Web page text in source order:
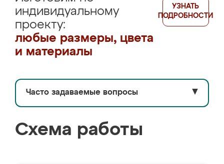
индивидуальному
проекту:
любые размеры, цвета
и материалы
УЗНАТЬ
ПОДРОБНОСТИ
Часто задаваемые вопросы ▼
Схема работы